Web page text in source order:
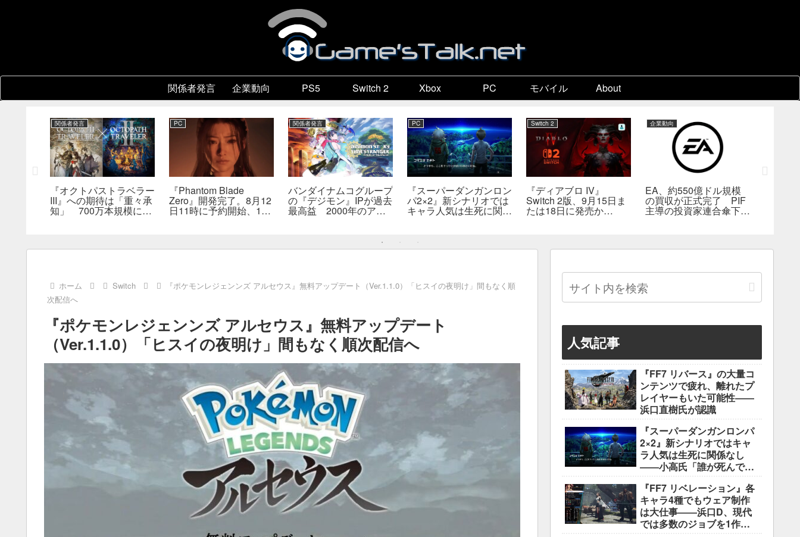
関係者発言 企業動向 PS5 Switch 2 Xbox PC モバイル About
関係者発言
『オクトパストラベラー
III』への期待は「重々承
知」 700万本規模に成
PC
『Phantom Blade
Zero』開発完了。8月12
日11時に予約開始、11
関係者発言
バンダイナムコグループ
の『デジモン』IPが過去
最高益 2000年のアニ
PC
『スーパーダンガンロン
パ2×2』新シナリオでは
キャラ人気は生死に関係
らないで」
Switch 2
『ディアブロ IV』
Switch 2版、9月15日ま
たは18日に発売か
企業動向
EA、約550億ドル規模
の買収が正式完了 PIF
主導の投資家連合傘下で
満
ホーム Switch
『ポケモンレジェンンズ アルセウス』無料アップデート（Ver.1.1.0）「ヒスイの夜明け」間もなく順
次配信へ
『ポケモンレジェンンズ アルセウス』無料アップデート
（Ver.1.1.0）「ヒスイの夜明け」間もなく順次配信へ
人気記事
『FF7 リバース』の大量コ
ンテンツで疲れ、離れたプ
レイヤーもいた可能性――
浜口直樹氏が認識
『スーパーダンガンロンパ
2×2』新シナリオではキャ
ラ人気は生死に関係なし
――小高氏「誰が死んでも
で」
『FF7 リベレーション』各
キャラ4種でもウェア制作
は大仕事――浜口D、現代
では多数のジョブを1作に